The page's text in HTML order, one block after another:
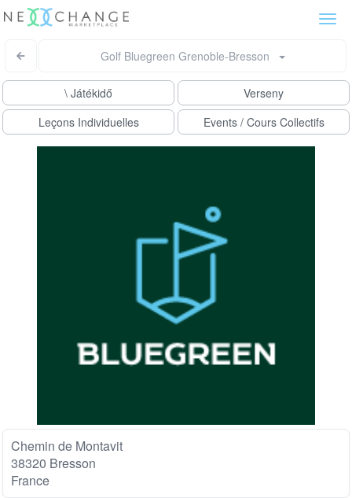
Golf Bluegreen Grenoble-Bresson
\ Játékidő
Verseny
Leçons Individuelles
Events / Cours Collectifs
Chemin de Montavit
38320 Bresson
France